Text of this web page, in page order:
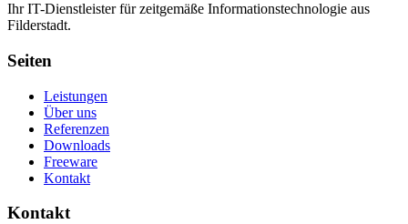
Ihr IT-Dienstleister für zeitgemäße Informationstechnologie aus
Filderstadt.
Seiten
Leistungen
Über uns
Referenzen
Downloads
Freeware
Kontakt
Kontakt